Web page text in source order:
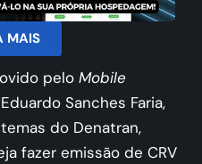
MAIS
pelo Mobile
Sanches Faria,
do Denatran,
fazer emissão de CRV